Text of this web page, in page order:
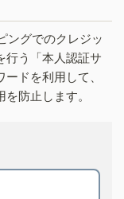
ングでのクレジッ
行う「本人認証サ
ドを利用して、
防止します。